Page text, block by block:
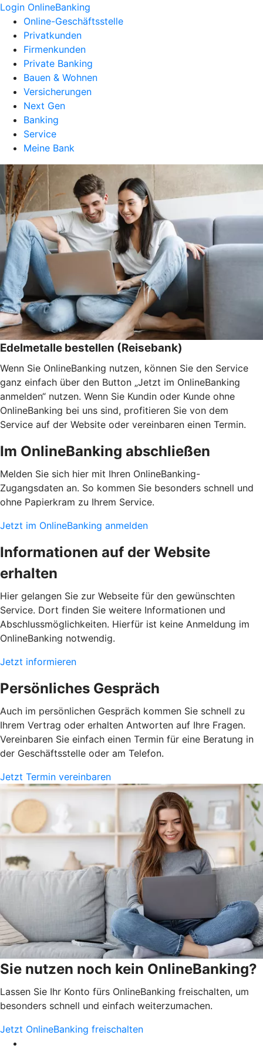
Login OnlineBanking
Online-Geschäftsstelle
Privatkunden
Firmenkunden
Private Banking
Bauen & Wohnen
Versicherungen
Next Gen
Banking
Service
Meine Bank
Edelmetalle bestellen (Reisebank)
Wenn Sie OnlineBanking nutzen, können Sie den Service
ganz einfach über den Button „Jetzt im OnlineBanking
anmelden“ nutzen. Wenn Sie Kundin oder Kunde ohne
OnlineBanking bei uns sind, profitieren Sie von dem
Service auf der Website oder vereinbaren einen Termin.
Im OnlineBanking abschließen
Melden Sie sich hier mit Ihren OnlineBanking-
Zugangsdaten an. So kommen Sie besonders schnell und
ohne Papierkram zu Ihrem Service.
Jetzt im OnlineBanking anmelden
Informationen auf der Website
erhalten
Hier gelangen Sie zur Webseite für den gewünschten
Service. Dort finden Sie weitere Informationen und
Abschlussmöglichkeiten. Hierfür ist keine Anmeldung im
OnlineBanking notwendig.
Jetzt informieren
Persönliches Gespräch
Auch im persönlichen Gespräch kommen Sie schnell zu
Ihrem Vertrag oder erhalten Antworten auf Ihre Fragen.
Vereinbaren Sie einfach einen Termin für eine Beratung in
der Geschäftsstelle oder am Telefon.
Jetzt Termin vereinbaren
Sie nutzen noch kein OnlineBanking?
Lassen Sie Ihr Konto fürs OnlineBanking freischalten, um
besonders schnell und einfach weiterzumachen.
Jetzt OnlineBanking freischalten